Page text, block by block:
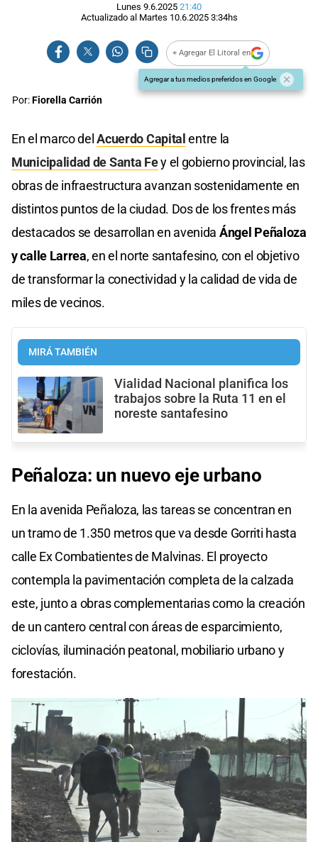
Lunes 9.6.2025 21:40
Actualizado al Martes 10.6.2025 3:34hs
+ Agregar El Litoral en
Agregar a tus medios preferidos en Google
Por:Fiorella Carrión
En el marco delAcuerdo Capitalentre la
Municipalidad de Santa Fey el gobierno provincial, las
obras de infraestructura avanzan sostenidamente en
distintos puntos de la ciudad. Dos de los frentes más
destacados se desarrollan en avenida Ángel Peñaloza
y calle Larrea, en el norte santafesino, con el objetivo
de transformar la conectividad y la calidad de vida de
miles de vecinos.
MIRÁ TAMBIÉN
Vialidad Nacional planifica los
trabajos sobre la Ruta 11 en el
noreste santafesino
Peñaloza: un nuevo eje urbano
En la avenida Peñaloza, las tareas se concentran en
un tramo de 1.350 metros que va desde Gorriti hasta
calle Ex Combatientes de Malvinas. El proyecto
contempla la pavimentación completa de la calzada
este, junto a obras complementarias como la creación
de un cantero central con áreas de esparcimiento,
ciclovías, iluminación peatonal, mobiliario urbano y
forestación.